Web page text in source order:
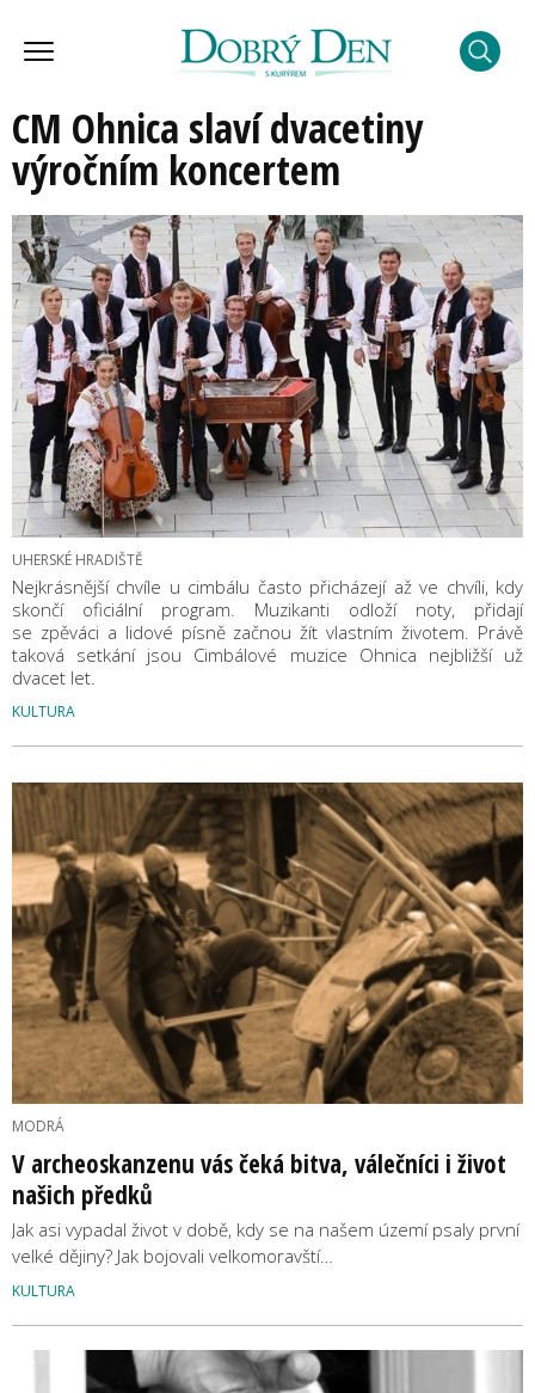
CM Ohnica slaví dvacetiny
výročním koncertem
UHERSKÉ HRADIŠTĚ
Nejkrásnější chvíle u cimbálu často přicházejí až ve chvíli, kdy
skončí oficiální program. Muzikanti odloží noty, přidají
se zpěváci a lidové písně začnou žít vlastním životem. Právě
taková setkání jsou Cimbálové muzice Ohnica nejbližší už
dvacet let.
KULTURA
MODRÁ
V archeoskanzenu vás čeká bitva, válečníci i život
našich předků
Jak asi vypadal život v době, kdy se na našem území psaly první
velké dějiny? Jak bojovali velkomoravští…
KULTURA